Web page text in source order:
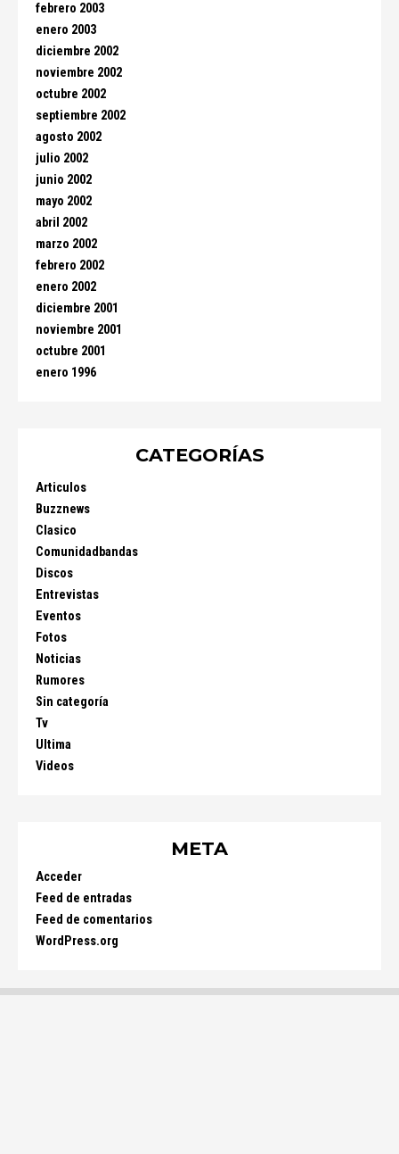
febrero 2003
enero 2003
diciembre 2002
noviembre 2002
octubre 2002
septiembre 2002
agosto 2002
julio 2002
junio 2002
mayo 2002
abril 2002
marzo 2002
febrero 2002
enero 2002
diciembre 2001
noviembre 2001
octubre 2001
enero 1996
CATEGORÍAS
Articulos
Buzznews
Clasico
Comunidadbandas
Discos
Entrevistas
Eventos
Fotos
Noticias
Rumores
Sin categoría
Tv
Ultima
Videos
META
Acceder
Feed de entradas
Feed de comentarios
WordPress.org